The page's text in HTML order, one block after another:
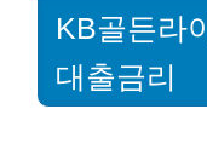
KB골든라
대출금리